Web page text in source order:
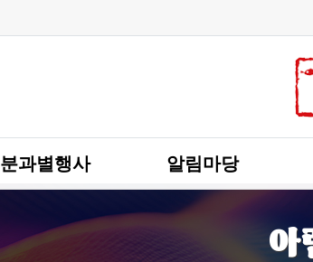
분과별행사 알림마당
아